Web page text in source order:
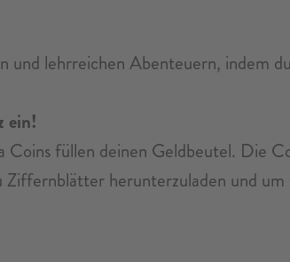
und lehrreichen Abenteuern, indem
ein!
füllen deinen Geldbeutel. Die
Ziffernblätter herunterzuladen und